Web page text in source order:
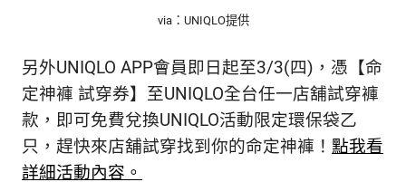
via：UNIQLO提供
另外UNIQLO APP會員即日起至3/3(四)，憑【命
定神褲 試穿券】至UNIQLO全台任一店舖試穿褲
款，即可免費兌換UNIQLO活動限定環保袋乙
只，趕快來店舖試穿找到你的命定神褲！ 點我看
詳細活動內容。